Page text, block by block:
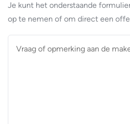
Je kunt het onderstaande
op te nemen of om direct een